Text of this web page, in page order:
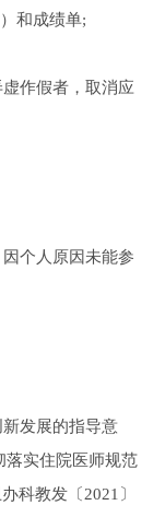
和成绩单;
作假者，取消应
个人原因未能参
发展的指导意
落实住院医师规范
科教发〔2021〕